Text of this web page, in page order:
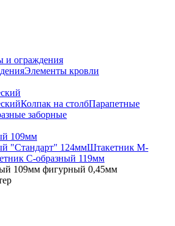
и ограждения
Элементы кровли
Колпак на столбПарапетные
заборные
109мм
"Стандарт" 124ммШтакетник М-
С-образный 119мм
109мм фигурный 0,45мм